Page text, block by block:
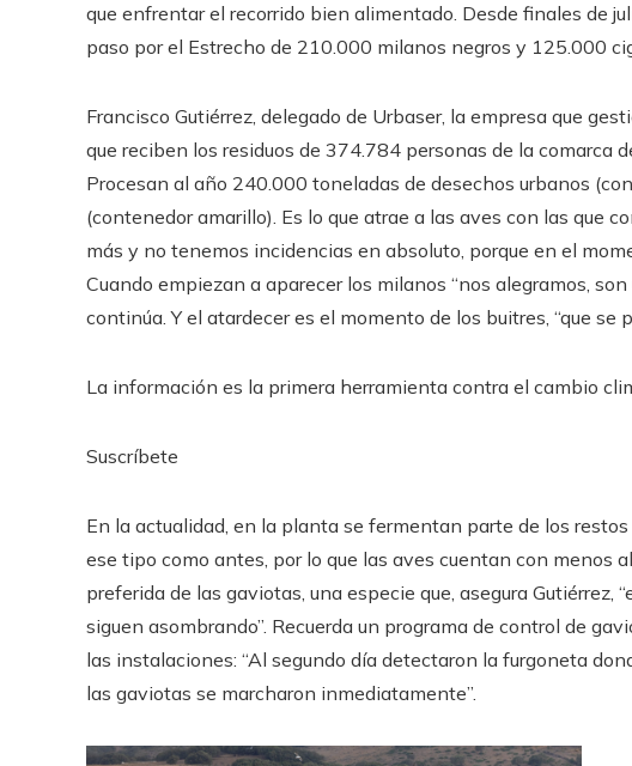
que enfrentar el recorrido bien alimentado. Desde finales de
paso por el Estrecho de 210.000 milanos negros y 125.000
Francisco Gutiérrez, delegado de Urbaser, la empresa que
que reciben los residuos de 374.784 personas de la comarca
Procesan al año 240.000 toneladas de desechos urbanos
(contenedor amarillo). Es lo que atrae a las aves con las que
más y no tenemos incidencias en absoluto, porque en el
Cuando empiezan a aparecer los milanos “nos alegramos,
continúa. Y el atardecer es el momento de los buitres, “que se
La información es la primera herramienta contra el cambio
Suscríbete
En la actualidad, en la planta se fermentan parte de los
ese tipo como antes, por lo que las aves cuentan con menos
preferida de las gaviotas, una especie que, asegura
siguen asombrando”. Recuerda un programa de control de
las instalaciones: “Al segundo día detectaron la furgoneta
las gaviotas se marcharon inmediatamente”.